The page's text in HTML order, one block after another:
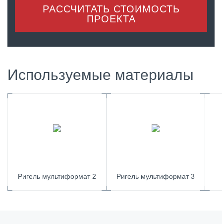
РАССЧИТАТЬ СТОИМОСТЬ
ПРОЕКТА
Используемые материалы
Ригель мультиформат 2 Ригель мультиформат 3